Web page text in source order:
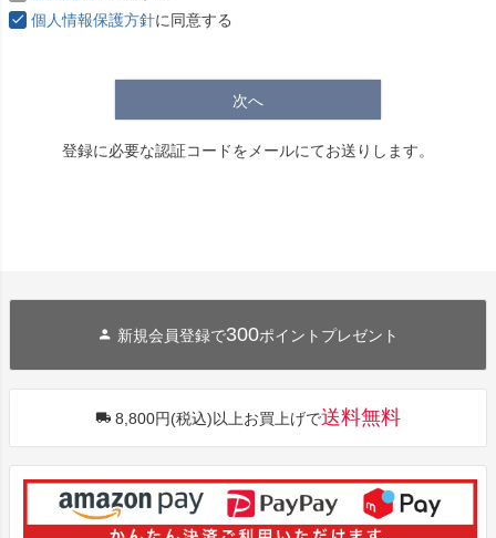
個人情報保護方針に同意する
次へ
登録に必要な認証コードをメールにてお送りします。
新規会員登録で300ポイントプレゼント
8,800円(税込)以上お買上げで送料無料